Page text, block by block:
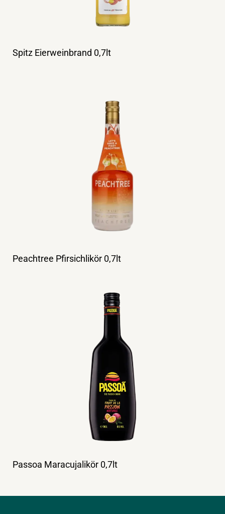
Spitz Eierweinbrand 0,7lt
Peachtree Pfirsichlikör 0,7lt
Passoa Maracujalikör 0,7lt